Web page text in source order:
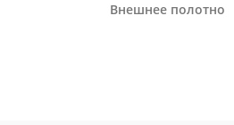
Внешнее полотно